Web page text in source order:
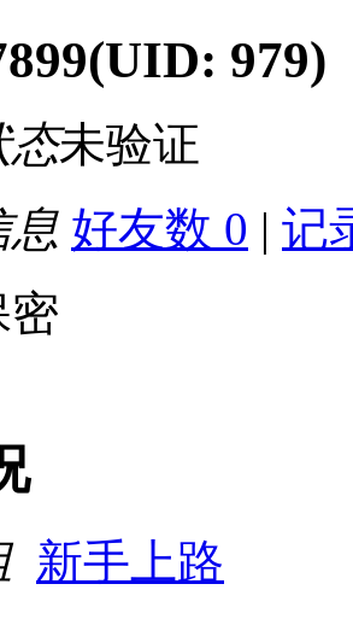
(UID: 979)
态未验证
息 好友数 0 | 记
密
新手上路